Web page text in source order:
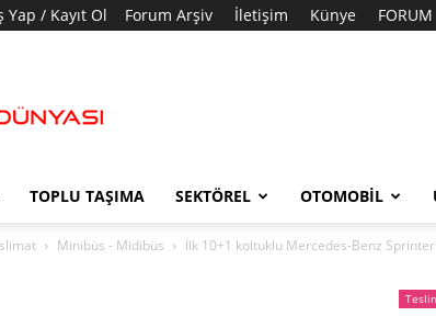
Yap / Kayıt Ol Forum Arşiv İletişim Künye FORUM
TOPLU TAŞIMA SEKTÖREL OTOMOBIL
Minibüs - Midibüs İlk 10+1 koltuklu Mercedes-Benz